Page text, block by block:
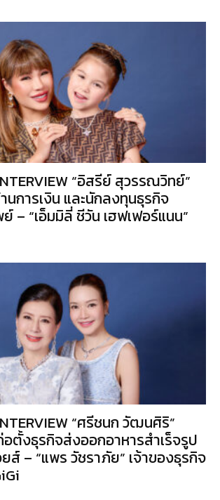
“อิสรีย์ สุวรรณวิทย์”
นการเงิน และนักลงทุนธุรกิจ
– “เอ็มมิลี่ ชีวัน เฮฟเฟอร์แนน”
“ศรีชนก วัฒนศิริ”
อตั้งธุรกิจส่งออกอาหารสำเร็จรูป
ส์ – “แพร วัชราภัย” เจ้าของธุรกิจ